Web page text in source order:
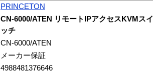
PRINCETON
CN-6000/ATEN リモートIPアクセスKVMスイ
ッチ
CN-6000/ATEN
メーカー保証
4988481376646